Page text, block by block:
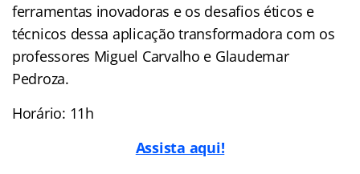
ferramentas inovadoras e os desafios éticos e
técnicos dessa aplicação transformadora com os
professores Miguel Carvalho e Glaudemar
Pedroza.
Horário: 11h
Assista aqui!